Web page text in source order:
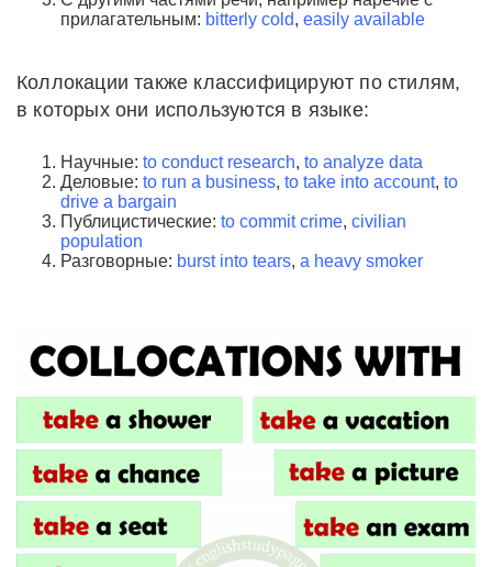
прилагательным: bitterly cold, easily available
Коллокации также классифицируют по стилям,
в которых они используются в языке:
Научные: to conduct research, to analyze data
Деловые: to run a business, to take into account, to
drive a bargain
Публицистические: to commit crime, civilian
population
Разговорные: burst into tears, a heavy smoker